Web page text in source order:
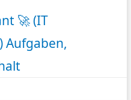
🚀 (IT
Aufgaben,